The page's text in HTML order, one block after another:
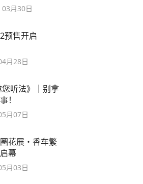
03月30日
预售开启
月28日
您听法》｜别拿
！
月07日
花展・香车繁
幕
月03日